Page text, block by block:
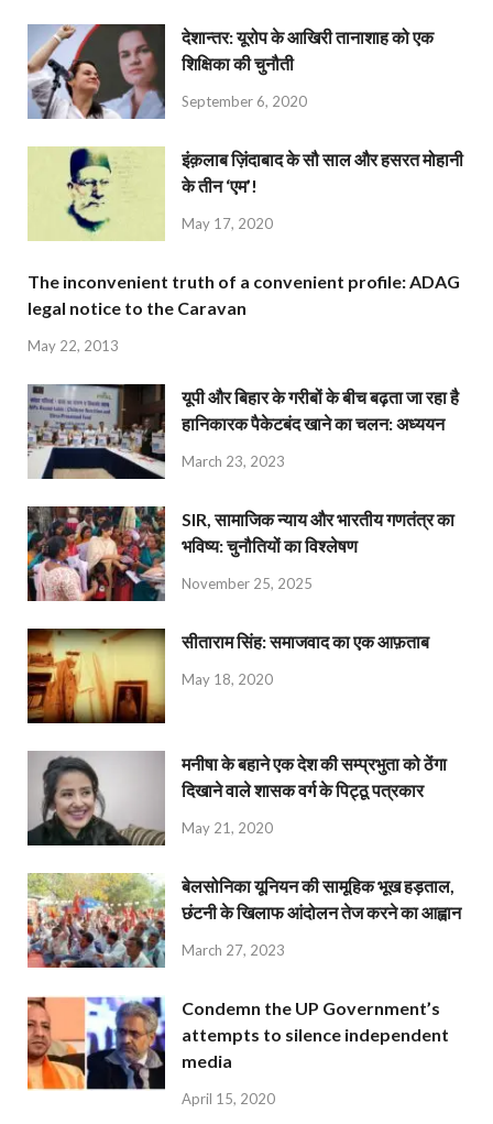
देशान्‍तर: यूरोप के आखिरी तानाशाह को एक
शिक्षिका की चुनौती
September 6, 2020
इंक़लाब ज़िंदाबाद के सौ साल और हसरत मोहानी
के तीन ‘एम’!
May 17, 2020
The inconvenient truth of a convenient profile: ADAG
legal notice to the Caravan
May 22, 2013
यूपी और बिहार के गरीबों के बीच बढ़ता जा रहा है
हानिकारक पैकेटबंद खाने का चलन: अध्ययन
March 23, 2023
SIR, सामाजिक न्याय और भारतीय गणतंत्र का
भविष्य: चुनौतियों का विश्लेषण
November 25, 2025
सीताराम सिंह: समाजवाद का एक आफ़ताब
May 18, 2020
मनीषा के बहाने एक देश की सम्प्रभुता को ठेंगा
दिखाने वाले शासक वर्ग के पिट्ठू पत्रकार
May 21, 2020
बेलसोनिका यूनियन की सामूहिक भूख हड़ताल,
छंटनी के खिलाफ आंदोलन तेज करने का आह्वान
March 27, 2023
Condemn the UP Government’s
attempts to silence independent
media
April 15, 2020